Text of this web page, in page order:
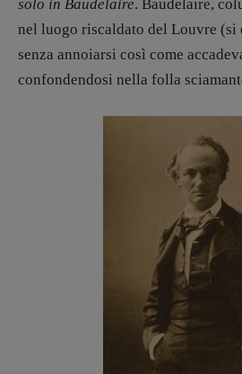
Maestri sommersi
Pasolini 1922-2022
Psichedelia
Stranimondi
Tornare a Ballard
Valerio Evangelisti
DIRETTRICE RESPONSABILE
Giuseppe
solo in Baudelaire. Baudelaire,
nel luogo riscaldato del Louvre (si
senza annoiarsi così come
confondendosi nella folla